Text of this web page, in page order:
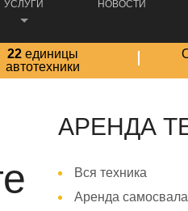
УСЛУГИ НОВОСТИ
22 единицы
автотехники
АРЕНДА
Вся техника
Аренда самосвала